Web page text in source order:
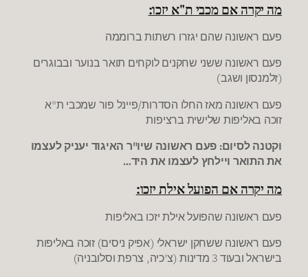
מה יקרה אם מכבי ת"א יזכו:
פעם ראשונה שהם יגזרו רשתות ברוממה
פעם ראשונה ששני שחקנים לוקחים תואר בנוער ובבוגרים
(זלמנסון ושגב)
פעם ראשונה מאז החלו הסדרות/פיינל פור שמכבי ת"א
זוכה באליפות שלישית ברציפות
וקטנה לסיום: פעם ראשונה שיו"ר האיגוד יעניק לעצמו
את התואר ויילחץ לעצמו את היד…
מה יקרה אם הפועל אילת יזכו:
פעם ראשונה שהפועל אילת יזכו באליפות
פעם ראשונה ששחקן ישראלי (אפיק ניסים) זוכה באליפות
בישראל ובעוד 3 מדינות (צ'כיה, צרפת וסלובניה)